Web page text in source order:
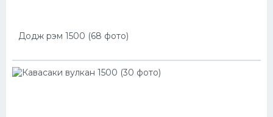
Додж рэм 1500 (68 фото)